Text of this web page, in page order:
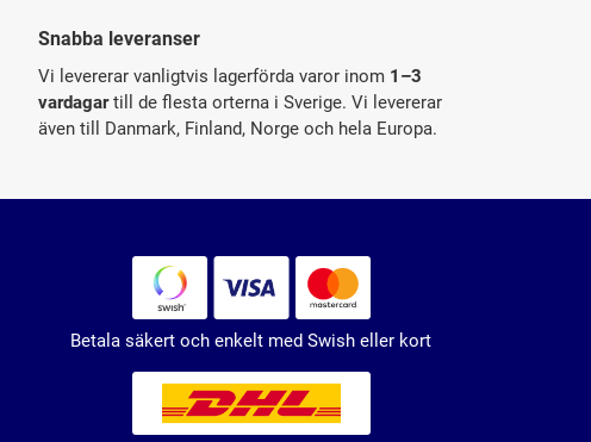
Snabba leveranser
Vi levererar vanligtvis lagerförda varor inom 1–3
vardagartill de flesta orterna i Sverige. Vi levererar
även till Danmark, Finland, Norge och hela Europa.
Betala säkert och enkelt med Swish eller kort